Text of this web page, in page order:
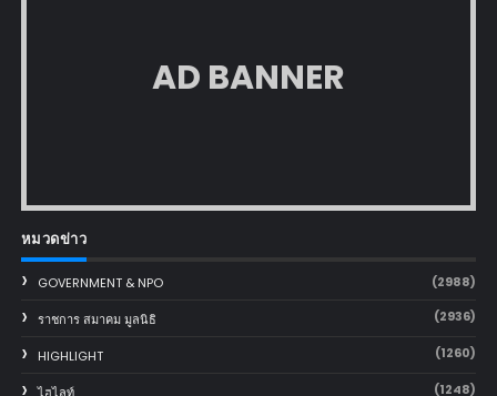
AD BANNER
หมวดข่าว
GOVERNMENT & NPO (2988)
ราชการ สมาคม มูลนิธิ (2936)
HIGHLIGHT (1260)
ไฮไลท์ (1248)